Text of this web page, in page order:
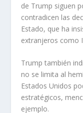
de Trump siguen
contradicen las
Estado, que ha
extranjeros como
Trump también
no se limita al
Estados Unidos
estratégicos,
ejemplo.